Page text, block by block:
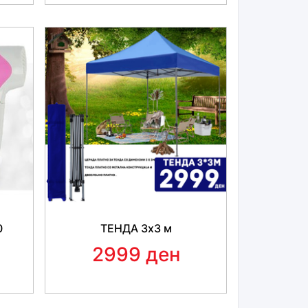
одквалитетен полиестерски
во повеќе бои. Може да се перат на30
на повеќето мали и средни
на седишта сонеделлива задна клупа,
60-40, 40-60.
ТЕНДА 3x3 м
2999 ден